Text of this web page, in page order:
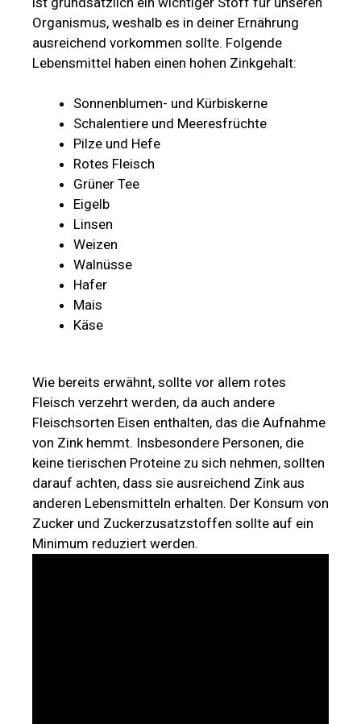
Organismus, weshalb es in deiner Ernährung
ausreichend vorkommen sollte. Folgende
Lebensmittel haben einen hohen Zinkgehalt:
Sonnenblumen- und Kürbiskerne
Schalentiere und Meeresfrüchte
Pilze und Hefe
Rotes Fleisch
Grüner Tee
Eigelb
Linsen
Weizen
Walnüsse
Hafer
Mais
Käse
Wie bereits erwähnt, sollte vor allem rotes
Fleisch verzehrt werden, da auch andere
Fleischsorten Eisen enthalten, das die Aufnahme
von Zink hemmt. Insbesondere Personen, die
keine tierischen Proteine zu sich nehmen, sollten
darauf achten, dass sie ausreichend Zink aus
anderen Lebensmitteln erhalten. Der Konsum von
Zucker und Zuckerzusatzstoffen sollte auf ein
Minimum reduziert werden.